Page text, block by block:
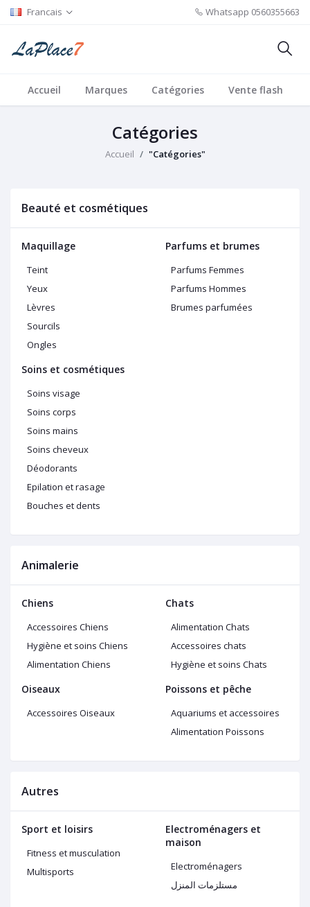
Francais Whatsapp 0560355663
Accueil Marques Catégories Vente flash
Catégories
Accueil "Catégories"
Beauté et cosmétiques
Maquillage
Teint
Yeux
Lèvres
Sourcils
Ongles
Parfums et brumes
Parfums Femmes
Parfums Hommes
Brumes parfumées
Soins et cosmétiques
Soins visage
Soins corps
Soins mains
Soins cheveux
Déodorants
Epilation et rasage
Bouches et dents
Animalerie
Chiens
Accessoires Chiens
Hygiène et soins Chiens
Alimentation Chiens
Chats
Alimentation Chats
Accessoires chats
Hygiène et soins Chats
Oiseaux
Accessoires Oiseaux
Poissons et pêche
Aquariums et accessoires
Alimentation Poissons
Autres
Sport et loisirs
Fitness et musculation
Multisports
Electroménagers et
maison
Electroménagers
مستلزمات المنزل